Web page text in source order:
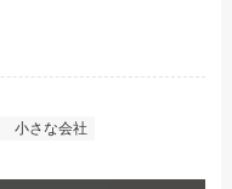
小さな会社